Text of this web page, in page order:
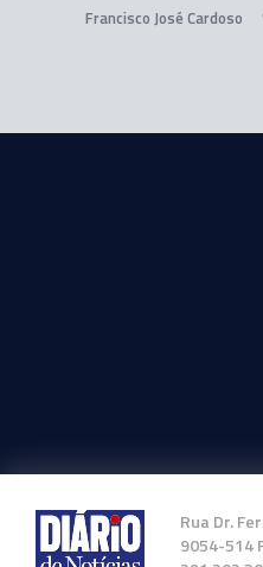
Francisco José Cardoso
Rua Dr.
9054-514